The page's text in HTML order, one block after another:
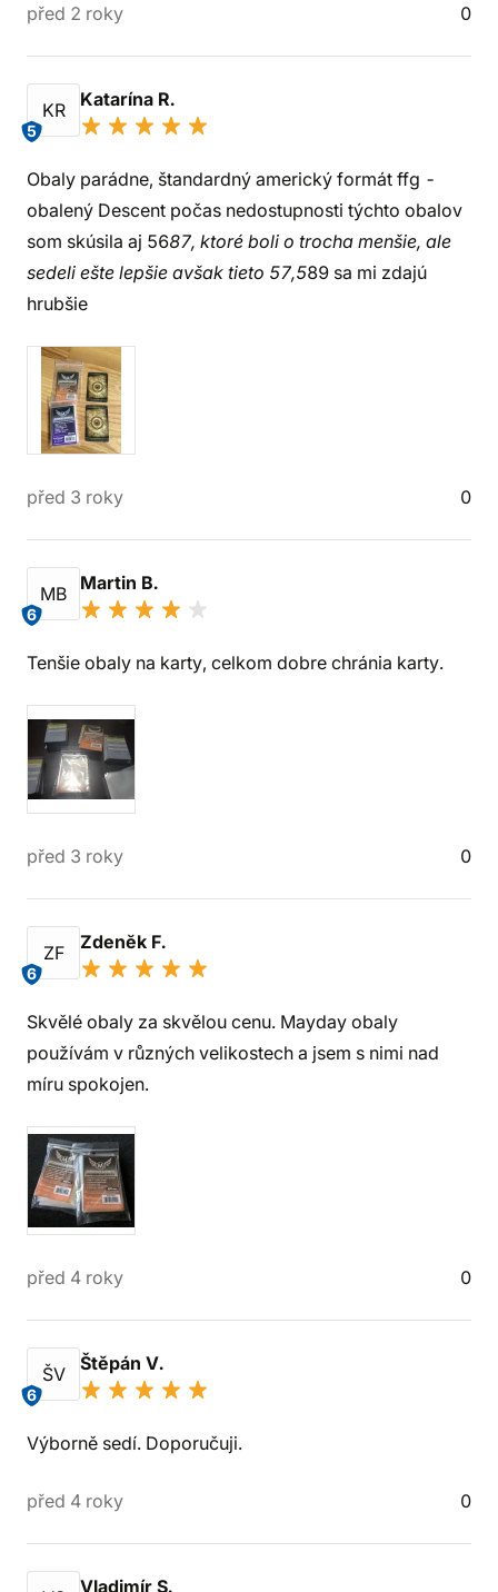
před 2 roky 0
KR
5
Katarína R.
Obaly parádne, štandardný americký formát ffg -
obalený Descent počas nedostupnosti týchto obalov
som skúsila aj 5687, ktoré boli o trocha menšie, ale
sedeli ešte lepšie avšak tieto 57,589 sa mi zdajú
hrubšie
před 3 roky 0
MB
6
Martin B.
Tenšie obaly na karty, celkom dobre chránia karty.
před 3 roky 0
ZF
6
Zdenĕk F.
Skvělé obaly za skvělou cenu. Mayday obaly
používám v různých velikostech a jsem s nimi nad
míru spokojen.
před 4 roky 0
ŠV
6
Štěpán V.
Výborně sedí. Doporučuji.
před 4 roky 0
Vladimír S.